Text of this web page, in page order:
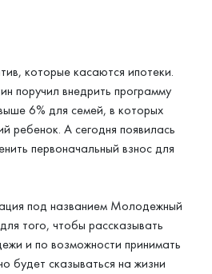
которые касаются ипотеки.
поручил внедрить программу
6% для семей, в которых
ребенок. А сегодня появилась
первоначальный взнос для
под названием Молодежный
того, чтобы рассказывать
и по возможности принимать
будет сказываться на жизни